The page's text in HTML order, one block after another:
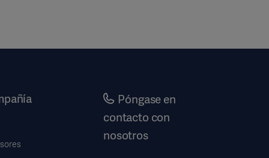
Póngase en
contacto con
nosotros